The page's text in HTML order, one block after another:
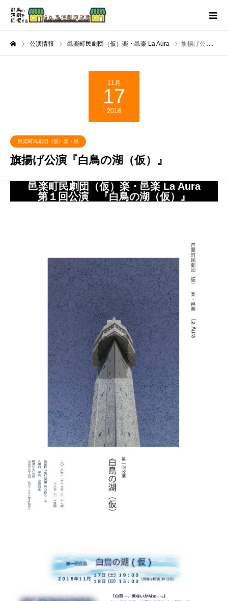
公演情報 邑楽町民劇団（仮）楽・邑楽 La Aura 旗揚げ公演『白鳥の湖（仮）』
11月
17
2018
邑楽町民劇団（仮）楽・邑
楽 La Aura
旗揚げ公演『白鳥の湖（仮）』
邑楽町民劇団（仮）楽・邑楽 La Aura
第１回公演 『白鳥の湖（仮）』